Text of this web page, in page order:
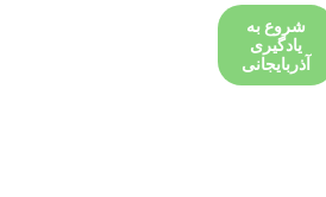
شروع به
یادگیری
آذربایجانی